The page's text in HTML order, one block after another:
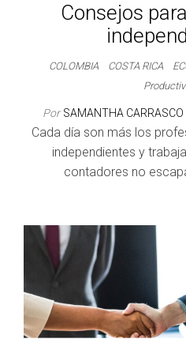
Consejos
COLOMBIA COSTA RICA
Por SAMANTHA CARRASCO
Cada día son más los
independientes y
contadores no